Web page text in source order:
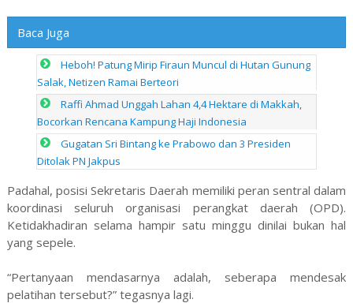
Baca Juga
Heboh! Patung Mirip Firaun Muncul di Hutan Gunung
Salak, Netizen Ramai Berteori
Raffi Ahmad Unggah Lahan 4,4 Hektare di Makkah,
Bocorkan Rencana Kampung Haji Indonesia
Gugatan Sri Bintang ke Prabowo dan 3 Presiden
Ditolak PN Jakpus
Padahal, posisi Sekretaris Daerah memiliki peran sentral dalam
koordinasi seluruh organisasi perangkat daerah (OPD).
Ketidakhadiran selama hampir satu minggu dinilai bukan hal
yang sepele.
“Pertanyaan mendasarnya adalah, seberapa mendesak
pelatihan tersebut?” tegasnya lagi.